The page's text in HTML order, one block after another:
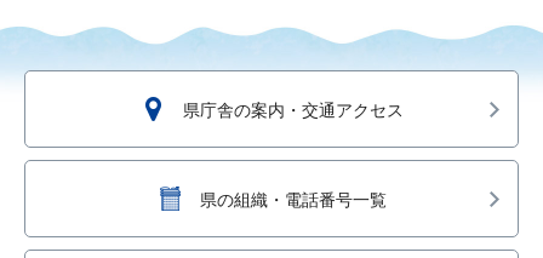
県庁舎の案内・交通アクセス
県の組織・電話番号一覧